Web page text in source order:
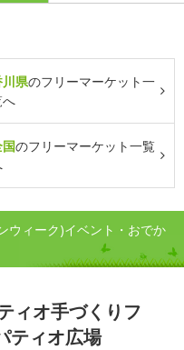
県のフリーマーケット一
へ
のフリーマーケット一覧
ウィーク)イベント・おでか
ィオ手づくりフ
ティオ広場